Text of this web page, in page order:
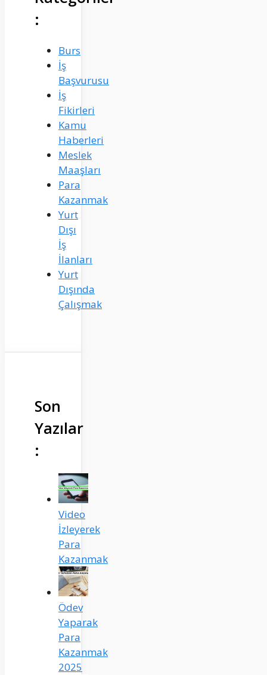
:
Burs
İş
Başvurusu
İş
Fikirleri
Kamu
Haberleri
Meslek
Maaşları
Para
Kazanmak
Yurt
Dışı
İş
İlanları
Yurt
Dışında
Çalışmak
Son
Yazılar
:
Video
İzleyerek
Para
Kazanmak
Ödev
Yaparak
Para
Kazanmak
2025